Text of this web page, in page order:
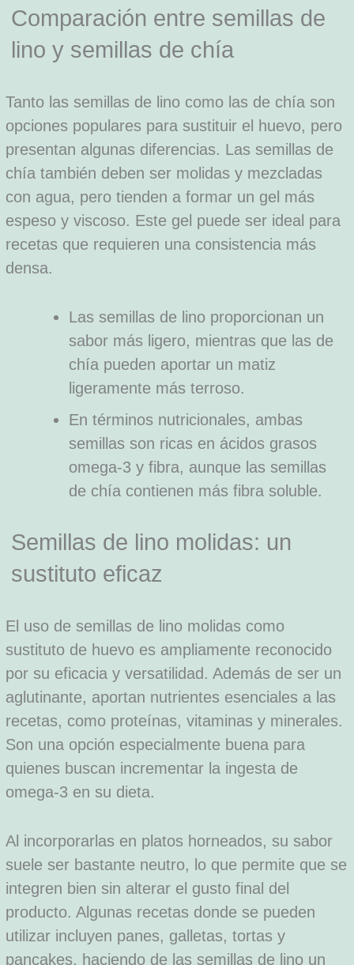
Comparación entre semillas de
lino y semillas de chía
Tanto las semillas de lino como las de chía son
opciones populares para sustituir el huevo, pero
presentan algunas diferencias. Las semillas de
chía también deben ser molidas y mezcladas
con agua, pero tienden a formar un gel más
espeso y viscoso. Este gel puede ser ideal para
recetas que requieren una consistencia más
densa.
Las semillas de lino proporcionan un
sabor más ligero, mientras que las de
chía pueden aportar un matiz
ligeramente más terroso.
En términos nutricionales, ambas
semillas son ricas en ácidos grasos
omega-3 y fibra, aunque las semillas
de chía contienen más fibra soluble.
Semillas de lino molidas: un
sustituto eficaz
El uso de semillas de lino molidas como
sustituto de huevo es ampliamente reconocido
por su eficacia y versatilidad. Además de ser un
aglutinante, aportan nutrientes esenciales a las
recetas, como proteínas, vitaminas y minerales.
Son una opción especialmente buena para
quienes buscan incrementar la ingesta de
omega-3 en su dieta.
Al incorporarlas en platos horneados, su sabor
suele ser bastante neutro, lo que permite que se
integren bien sin alterar el gusto final del
producto. Algunas recetas donde se pueden
utilizar incluyen panes, galletas, tortas y
pancakes, haciendo de las semillas de lino un